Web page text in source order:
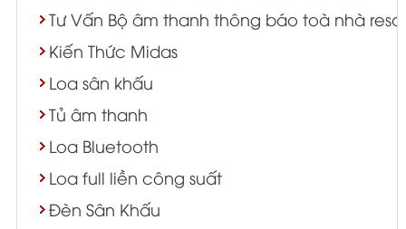
Tư Vấn Bộ âm thanh thông báo toà nhà
Kiến Thức Midas
Loa sân khấu
Tủ âm thanh
Loa Bluetooth
Loa full liền công suất
Đèn Sân Khấu